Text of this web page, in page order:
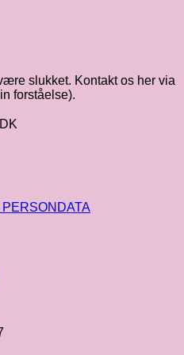
slukket. Kontakt os her via
forståelse).